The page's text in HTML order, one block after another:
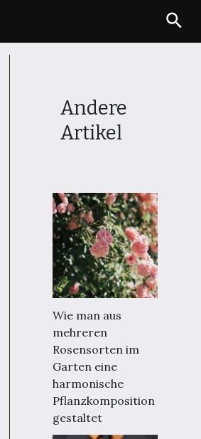
Andere
Artikel
Wie man aus
mehreren
Rosensorten im
Garten eine
harmonische
Pflanzkomposition
gestaltet